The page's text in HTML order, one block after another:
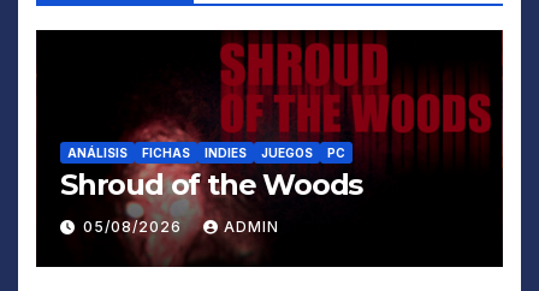
ANÁLISIS FICHAS INDIES JUEGOS PC
Shroud of the Woods
05/08/2026 ADMIN